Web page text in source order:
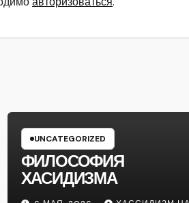
UNCATEGORIZED
ФИЛОСОФИЯ
ХАСИДИЗМА